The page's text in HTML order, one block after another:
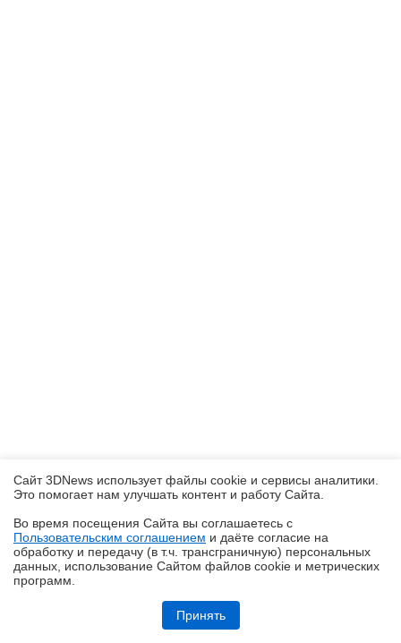
Обзор HUAWEI MatePad SE 11" (2026): тонкий металлический
планшет с раритетной начинкой
Сайт 3DNews использует файлы cookie и сервисы аналитики.
Это помогает нам улучшать контент и работу Cайта.
Во время посещения Cайта вы соглашаетесь с
Пользовательским соглашением и даёте согласие на
обработку и передачу (в т.ч. трансграничную) персональных
данных, использование Cайтом файлов cookie и метрических
программ.
Принять